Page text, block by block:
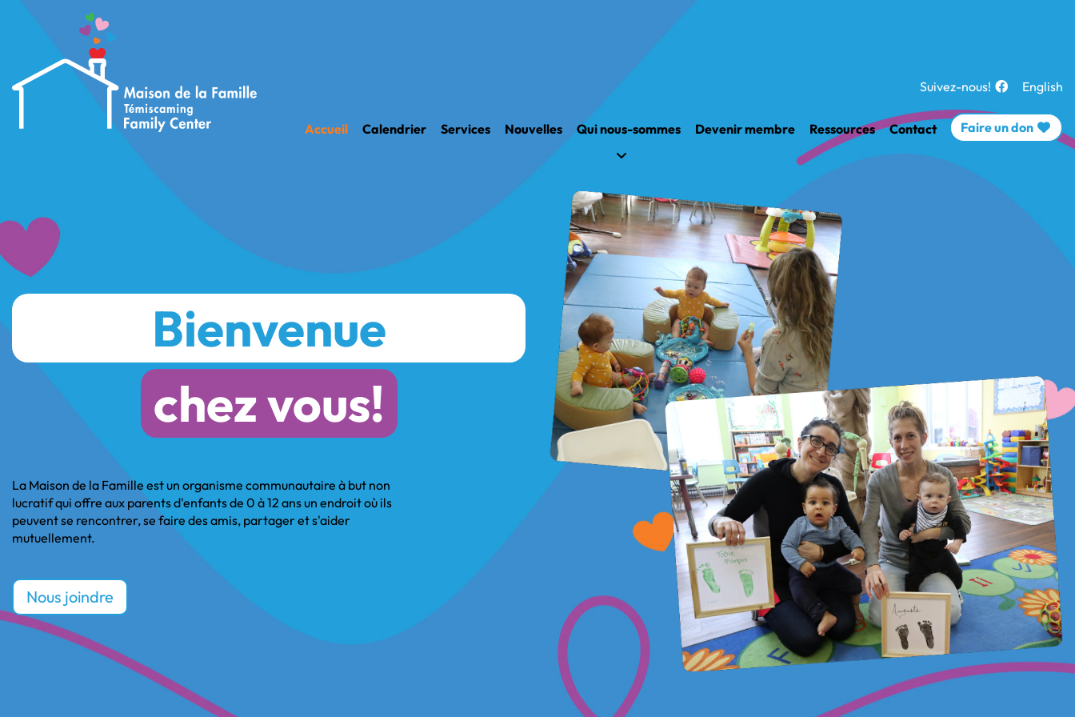
English
Suivez-nous!
Accueil Calendrier Services Nouvelles Qui nous-sommes Devenir membre Ressources Contact Faire un don
Bienvenue
chez vous!
La Maison de la Famille est un organisme communautaire à but non
lucratif qui offre aux parents d'enfants de 0 à 12 ans un endroit où ils
peuvent se rencontrer, se faire des amis, partager et s'aider
mutuellement.
Nous joindre